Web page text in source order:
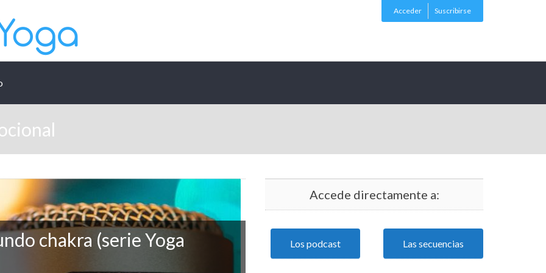
Acceder Suscribirse
chakra (serie Yoga
Accede directamente a:
Los podcast Las secuencias